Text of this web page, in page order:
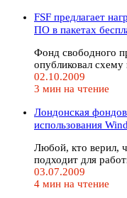
FSF предлагает
ПО в пакетах
Фонд свободного
опубликовал
02.10.2009
3 мин на чтение
Лондонская
использования
Любой, кто верил,
подходит для
03.07.2009
4 мин на чтение